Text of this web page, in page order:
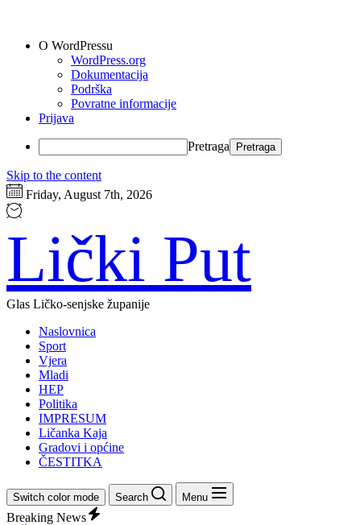
O WordPressu
WordPress.org
Dokumentacija
Podrška
Povratne informacije
Prijava
Pretraga
Skip to the content
Friday, August 7th, 2026
Lički Put
Glas Ličko-senjske županije
Naslovnica
Sport
Vjera
Mladi
HEP
Politika
IMPRESUM
Ličanka Kaja
Gradovi i općine
ČESTITKA
Switch color mode Search Menu
Breaking News